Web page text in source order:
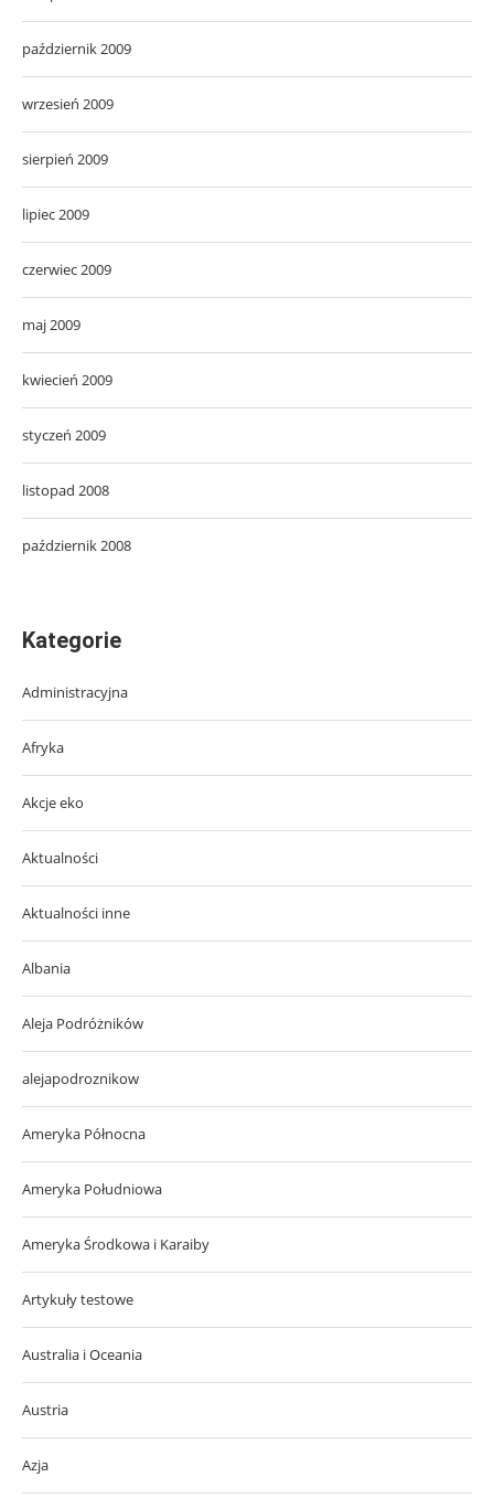
październik 2009
wrzesień 2009
sierpień 2009
lipiec 2009
czerwiec 2009
maj 2009
kwiecień 2009
styczeń 2009
listopad 2008
październik 2008
Kategorie
Administracyjna
Afryka
Akcje eko
Aktualności
Aktualności inne
Albania
Aleja Podróżników
alejapodroznikow
Ameryka Północna
Ameryka Południowa
Ameryka Środkowa i Karaiby
Artykuły testowe
Australia i Oceania
Austria
Azja